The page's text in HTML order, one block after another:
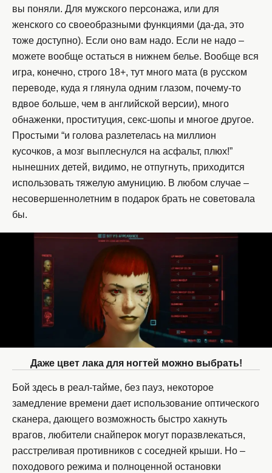
вы поняли. Для мужского персонажа, или для
женского со своеобразными функциями (да-да, это
тоже доступно). Если оно вам надо. Если не надо –
можете вообще остаться в нижнем белье. Вообще вся
игра, конечно, строго 18+, тут много мата (в русском
переводе, куда я глянула одним глазом, почему-то
вдвое больше, чем в английской версии), много
обнаженки, проституция, секс-шопы и многое другое.
Простыми “и голова разлетелась на миллион
кусочков, а мозг выплеснулся на асфальт, плюх!”
нынешних детей, видимо, не отпугнуть, приходится
использовать тяжелую амуницию. В любом случае –
несовершеннолетним в подарок брать не советовала
бы.
Даже цвет лака для ногтей можно выбрать!
Бой здесь в реал-тайме, без пауз, некоторое
замедление времени дает использование оптического
сканера, дающего возможность быстро хакнуть
врагов, любители снайперок могут поразвлекаться,
расстреливая противников с соседней крыши. Но –
походового режима и полноценной остановки